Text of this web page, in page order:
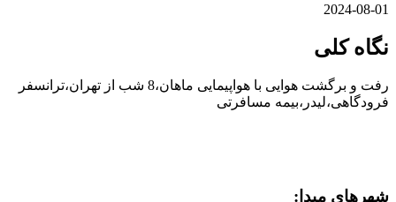
2024-08-01
نگاه کلی
رفت و برگشت هوایی با هواپیمایی ماهان،8 شب از تهران،ترانسفر
فرودگاهی،لیدر،بیمه مسافرتی
شهرهای مبدا: